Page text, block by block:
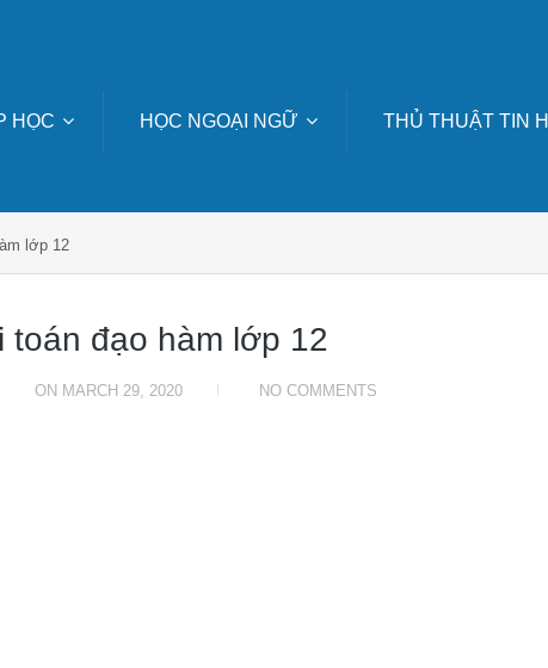
HỌC HỌC NGOẠI NGỮ THỦ THUẬT TIN
lớp 12
toán đạo hàm lớp 12
ON MARCH 29, 2020 NO COMMENTS